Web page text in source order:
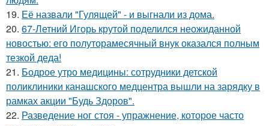
19. Её назвали "Гулящей" - и выгнали из дома.
20. 67-Летний Игорь крутой поделился неожиданной
новостью: его полуторамесячный внук оказался полным
тезкой деда!
21. Бодрое утро медицины: сотрудники детской
поликлиники канашского медцентра вышли на зарядку в
рамках акции "Будь Здоров".
22. Разведение ног стоя - упражнение, которое часто